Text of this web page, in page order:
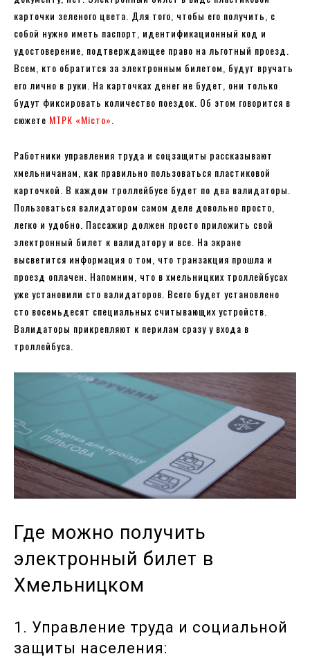
карточки зеленого цвета. Для того, чтобы его получить, с
собой нужно иметь паспорт, идентификационный код и
удостоверение, подтверждающее право на льготный проезд.
Всем, кто обратится за электронным билетом, будут вручать
его лично в руки. На карточках денег не будет, они только
будут фиксировать количество поездок. Об этом говорится в
сюжете МТРК «Місто»
Работники управления труда и соцзащиты рассказывают
хмельничанам, как правильно пользоваться пластиковой
карточкой. В каждом троллейбусе будет по два валидаторы.
Пользоваться валидатором самом деле довольно просто,
легко и удобно. Пассажир должен просто приложить свой
электронный билет к валидатору и все. На экране
высветится информация о том, что транзакция прошла и
проезд оплачен. Напомним, что в хмельницких троллейбусах
уже установили сто валидаторов. Всего будет установлено
сто восемьдесят специальных считывающих устройств.
Валидаторы прикрепляют к перилам сразу у входа в
троллейбуса.
Где можно получить
электронный билет в
Хмельницком
1. Управление труда и социальной
защиты населения: